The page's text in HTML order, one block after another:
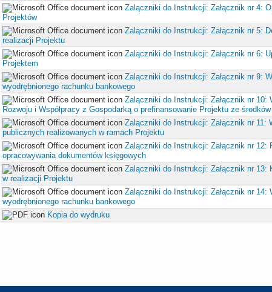
Zalączniki do Instrukcji: Załącznik nr 4:
Projektów
Zalączniki do Instrukcji: Załącznik nr 5:
realizacji Projektu
Zalączniki do Instrukcji: Załącznik nr 6:
Projektem
Zalączniki do Instrukcji: Załącznik nr 9:
wyodrębnionego rachunku bankowego
Zalączniki do Instrukcji: Załącznik nr 10:
Rozwoju i Współpracy z Gospodarką o prefinansowanie Projektu ze środków
Zalączniki do Instrukcji: Załącznik nr 11:
publicznych realizowanych w ramach Projektu
Zalączniki do Instrukcji: Załącznik nr 12:
opracowywania dokumentów księgowych
Zalączniki do Instrukcji: Załącznik nr 13:
w realizacji Projektu
Zalączniki do Instrukcji: Załącznik nr 14:
wyodrębnionego rachunku bankowego
Kopia do wydruku